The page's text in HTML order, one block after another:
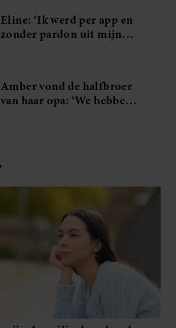
Eline: ‘Ik werd per app en
zonder pardon uit mijn
Amber vond de halfbroer
van haar opa: ‘We hebben